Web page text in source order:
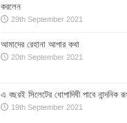
করলেন
29th September 2021
আমাদের রেহানা আপার কথা
20th September 2021
এ বছরই সিলেটের ধোপাদিঘী পাবে নান্দনিক
19th September 2021